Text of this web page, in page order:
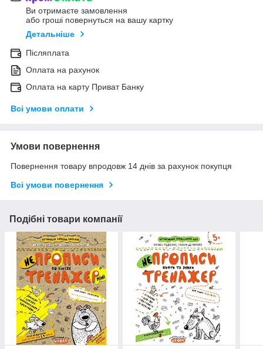
Ви отримаєте замовлення
або гроші повернуться на вашу картку
Детальніше
Післяплата
Оплата на рахунок
Оплата на карту Приват Банку
Всі умови оплати
Умови повернення
Повернення товару впродовж 14 днів за рахунок покупця
Всі умови повернення
Подібні товари компанії